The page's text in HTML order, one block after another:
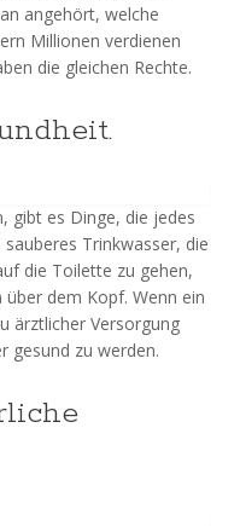
angehört, welche
Millionen verdienen
die gleichen Rechte.
gibt es Dinge, die jedes
Trinkwasser, die
die Toilette zu gehen,
dem Kopf. Wenn ein
ärztlicher Versorgung
gesund zu werden.